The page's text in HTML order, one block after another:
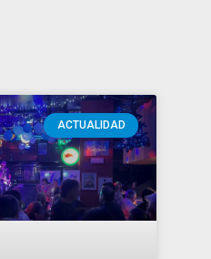
ACTUALIDAD